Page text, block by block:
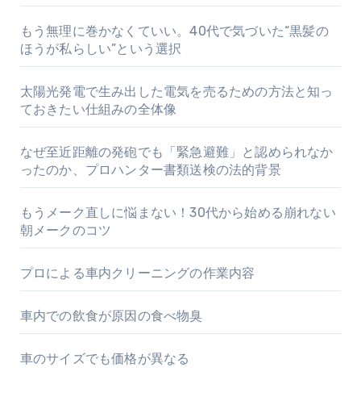
もう無理に巻かなくていい。40代で気づいた“黒髪の
ほうが私らしい”という選択
太陽光発電で生み出した電気を売るための方法と知っ
ておきたい仕組みの全体像
なぜ至近距離の発砲でも「緊急避難」と認められなか
ったのか、プロハンター書類送検の法的背景
もうメーク直しに悩まない！30代から始める崩れない
朝メークのコツ
プロによる車内クリーニングの作業内容
車内での飲食が原因の食べ物臭
車のサイズでも価格が異なる